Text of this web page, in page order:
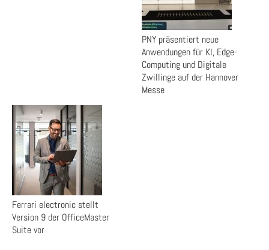
PNY präsentiert neue
Anwendungen für KI, Edge-
Computing und Digitale
Zwillinge auf der Hannover
Messe
Ferrari electronic stellt
Version 9 der OfficeMaster
Suite vor